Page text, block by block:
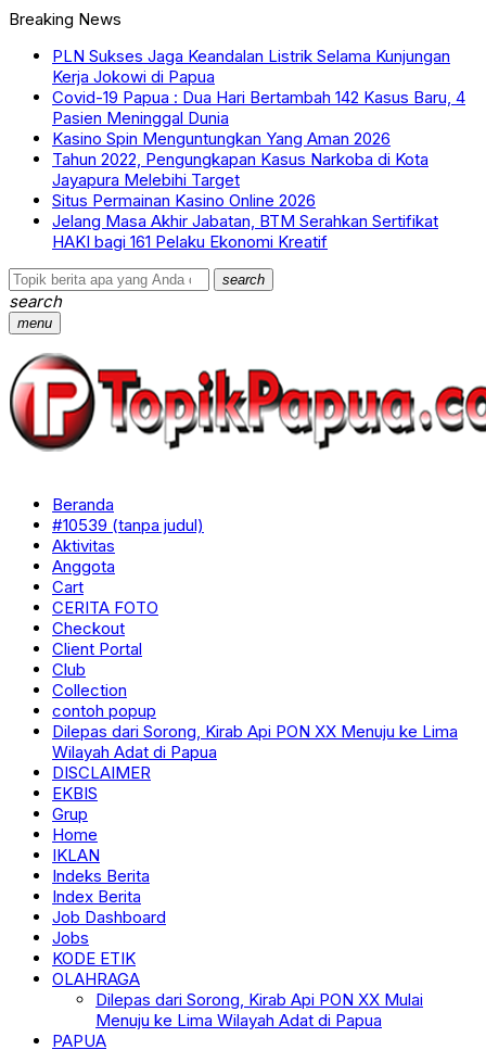
Breaking News
PLN Sukses Jaga Keandalan Listrik Selama Kunjungan
Kerja Jokowi di Papua
Covid-19 Papua : Dua Hari Bertambah 142 Kasus Baru, 4
Pasien Meninggal Dunia
Kasino Spin Menguntungkan Yang Aman 2026
Tahun 2022, Pengungkapan Kasus Narkoba di Kota
Jayapura Melebihi Target
Situs Permainan Kasino Online 2026
Jelang Masa Akhir Jabatan, BTM Serahkan Sertifikat
HAKI bagi 161 Pelaku Ekonomi Kreatif
search
search
menu
Beranda
#10539 (tanpa judul)
Aktivitas
Anggota
Cart
CERITA FOTO
Checkout
Client Portal
Club
Collection
contoh popup
Dilepas dari Sorong, Kirab Api PON XX Menuju ke Lima
Wilayah Adat di Papua
DISCLAIMER
EKBIS
Grup
Home
IKLAN
Indeks Berita
Index Berita
Job Dashboard
Jobs
KODE ETIK
OLAHRAGA
Dilepas dari Sorong, Kirab Api PON XX Mulai
Menuju ke Lima Wilayah Adat di Papua
PAPUA